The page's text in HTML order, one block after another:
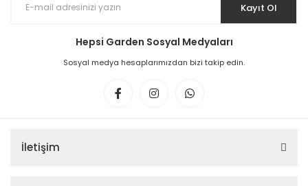
Kayıt Ol
Hepsi Garden Sosyal Medyaları
Sosyal medya hesaplarımızdan bizi takip edin.
İletişim